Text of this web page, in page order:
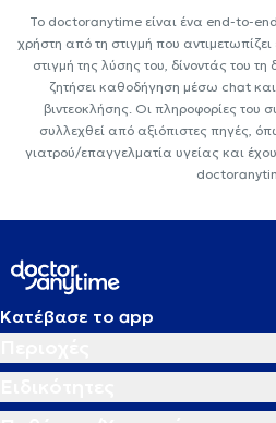
Το doctoranytime είναι ένα end-to-
χρήστη από τη στιγμή που
στιγμή της λύσης του, δίνοντάς του τη
ζητήσει καθοδήγηση μέσω chat
βιντεοκλήσης. Οι πληροφορίες του
συλλεχθεί από αξιόπιστες πηγές,
γιατρού/επαγγελματία υγείας και
Κατέβασε το app